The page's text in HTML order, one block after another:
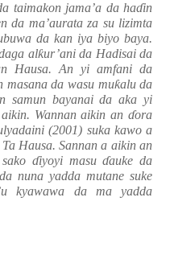
taimakon jama’a da haɗin
da ma’aurata za su lizimta
da kan iya biyo baya.
alƙur’ani da Hadisai da
Hausa. An yi amfani da
masana da wasu muƙalu da
samun bayanai da aka yi
Wannan aikin anɗora
(2001) suka kawo a
Hausa. Sannan a aikin an
ɗiyoyi masuɗauke da
nuna yadda mutane suke
kyawawa da ma yadda